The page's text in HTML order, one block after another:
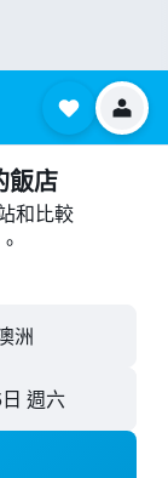
飯店
和比較
洲
週六